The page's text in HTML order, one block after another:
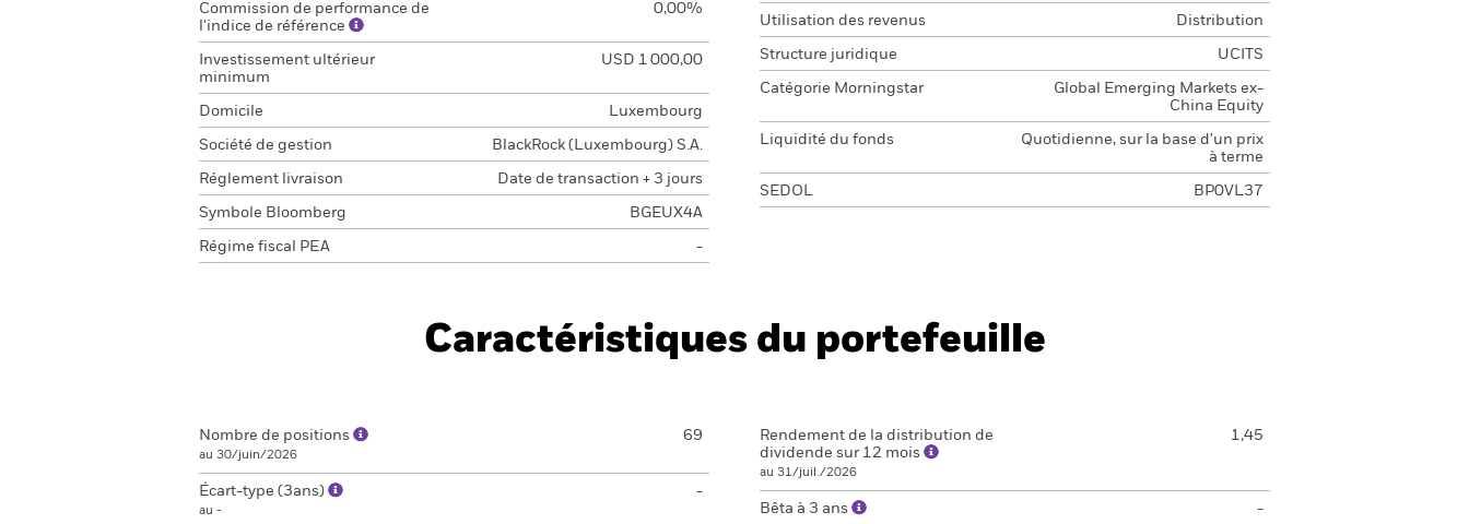
Commission de performance de
l'indice de référence
0,00%
Investissement ultérieur
minimum
USD 1 000,00
Domicile Luxembourg
Société de gestion BlackRock (Luxembourg) S.A.
Réglement livraison Date de transaction + 3 jours
Symbole Bloomberg BGEUX4A
Régime fiscal PEA -
Utilisation des revenus Distribution
Structure juridique UCITS
Catégorie Morningstar
Global Emerging Markets ex-
China Equity
Liquidité du fonds
Quotidienne, sur la base d'un prix
à terme
SEDOL BP0VL37
Caractéristiques du portefeuille
Nombre de positions
au 30/juin/2026
69
Écart-type (3ans)
au -
-
Rendement de la distribution de
dividende sur 12 mois
au 31/juil./2026
1,45
Bêta à 3 ans -